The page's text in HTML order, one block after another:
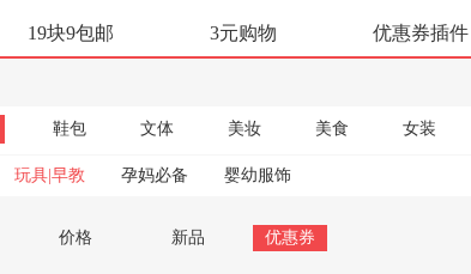
19块9包邮 3元购物 优惠券插件
鞋包 文体 美妆 美食 女装
玩具|早教 孕妈必备 婴幼服饰
价格 新品 优惠券